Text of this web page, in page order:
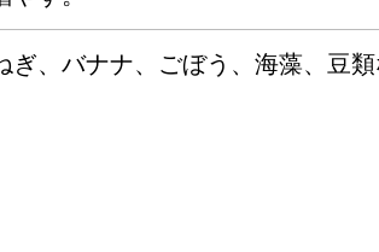
ぎ、バナナ、ごぼう、海藻、豆